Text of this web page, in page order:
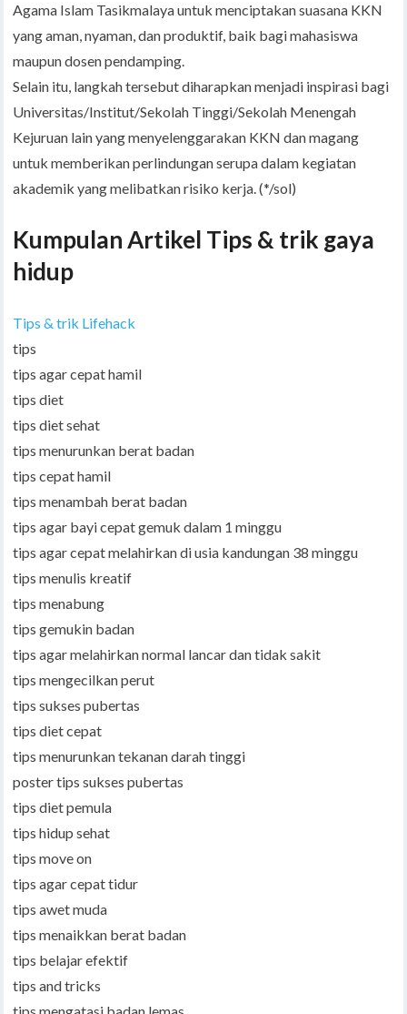
Agama Islam Tasikmalaya untuk menciptakan suasana KKN
yang aman, nyaman, dan produktif, baik bagi mahasiswa
maupun dosen pendamping.
Selain itu, langkah tersebut diharapkan menjadi inspirasi bagi
Universitas/Institut/Sekolah Tinggi/Sekolah Menengah
Kejuruan lain yang menyelenggarakan KKN dan magang
untuk memberikan perlindungan serupa dalam kegiatan
akademik yang melibatkan risiko kerja. (*/sol)
Kumpulan Artikel Tips & trik gaya
hidup
Tips & trik Lifehack
tips
tips agar cepat hamil
tips diet
tips diet sehat
tips menurunkan berat badan
tips cepat hamil
tips menambah berat badan
tips agar bayi cepat gemuk dalam 1 minggu
tips agar cepat melahirkan di usia kandungan 38 minggu
tips menulis kreatif
tips menabung
tips gemukin badan
tips agar melahirkan normal lancar dan tidak sakit
tips mengecilkan perut
tips sukses pubertas
tips diet cepat
tips menurunkan tekanan darah tinggi
poster tips sukses pubertas
tips diet pemula
tips hidup sehat
tips move on
tips agar cepat tidur
tips awet muda
tips menaikkan berat badan
tips belajar efektif
tips and tricks